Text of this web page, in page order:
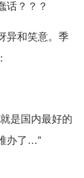
话？？？
异和笑意。季
是国内最好的
办了…”